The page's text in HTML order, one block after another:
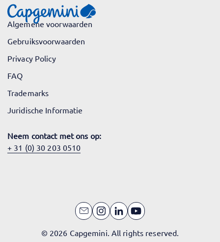
Algemene voorwaarden
Gebruiksvoorwaarden
Privacy Policy
FAQ
Trademarks
Juridische Informatie
Neem contact met ons op:
+ 31 (0) 30 203 0510
© 2026 Capgemini. All rights reserved.